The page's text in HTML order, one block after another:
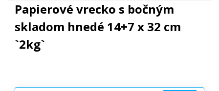
Papierové vrecko s bočným
skladom hnedé 14+7 x 32 cm
`2kg`